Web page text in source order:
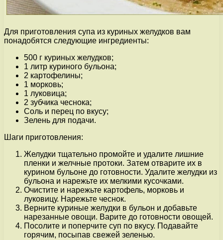
Для приготовления супа из куриных желудков вам
понадобятся следующие ингредиенты:
500 г куриных желудков;
1 литр куриного бульона;
2 картофелины;
1 морковь;
1 луковица;
2 зубчика чеснока;
Соль и перец по вкусу;
Зелень для подачи.
Шаги приготовления:
Желудки тщательно промойте и удалите лишние
пленки и желчные протоки. Затем отварите их в
курином бульоне до готовности. Удалите желудки из
бульона и нарежьте их мелкими кусочками.
Очистите и нарежьте картофель, морковь и
луковицу. Нарежьте чеснок.
Верните куриные желудки в бульон и добавьте
нарезанные овощи. Варите до готовности овощей.
Посолите и поперчите суп по вкусу. Подавайте
горячим, посыпав свежей зеленью.